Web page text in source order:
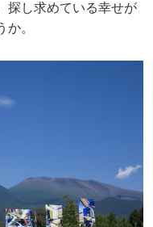
探し求めている幸せが
。